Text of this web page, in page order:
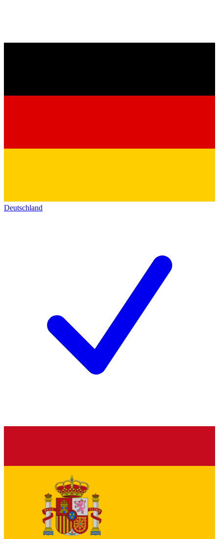
Deutschland